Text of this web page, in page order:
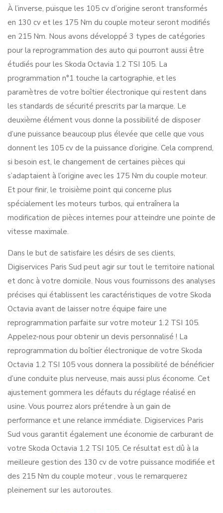
À l’inverse, puisque les 105 cv d’origine seront transformés
en 130 cv et les 175 Nm du couple moteur seront modifiés
en 215 Nm. Nous avons développé 3 types de catégories
pour la reprogrammation des auto qui pourront aussi être
étudiés pour les Skoda Octavia 1.2 TSI 105. La
programmation n°1 touche la cartographie, et les
paramètres de votre boîtier électronique qui restent dans
les standards de sécurité prescrits par la marque. Le
deuxième élément vous donne la possibilité de disposer
d’une puissance beaucoup plus élevée que celle que vous
donnent les 105 cv de la puissance d’origine. Cela comprend,
si besoin est, le changement de certaines pièces qui
s’adaptaient à l’origine avec les 175 Nm du couple moteur.
Et pour finir, le troisième point qui concerne plus
spécialement les moteurs turbos, qui entraînera la
modification de pièces internes pour atteindre une pointe de
vitesse maximale.
Dans le but de satisfaire les désirs de ses clients,
Digiservices Paris Sud peut agir sur tout le territoire national
et donc à votre domicile. Nous vous fournissons des analyses
précises qui établissent les caractéristiques de votre Skoda
Octavia avant de laisser notre équipe faire une
reprogrammation parfaite sur votre moteur 1.2 TSI 105.
Appelez-nous pour obtenir un devis personnalisé ! La
reprogrammation du boîtier électronique de votre Skoda
Octavia 1.2 TSI 105 vous donnera la possibilité de bénéficier
d’une conduite plus nerveuse, mais aussi plus économe. Cet
ajustement gommera les défauts du réglage réalisé en
usine. Vous pourrez alors prétendre à un gain de
performance et une relance immédiate. Digiservices Paris
Sud vous garantit également une économie de carburant de
votre Skoda Octavia 1.2 TSI 105. Ce résultat est dû à la
meilleure gestion des 130 cv de votre puissance modifiée et
des 215 Nm du couple moteur , vous le remarquerez
pleinement sur les autoroutes.